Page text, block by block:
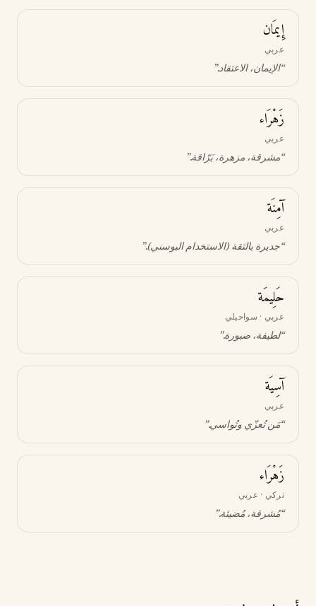
إِيمَان
عربي
“الإيمان، الاعتقاد.”
زَهْرَاء
عربي
“مشرقة، مزهرة، بَرّاقة.”
آمِنَة
عربي
“جديرة بالثقة (الاستخدام البوسني).”
حَلِيمَة
عربي · سواحيلي
“لطيفة، صبورة.”
آسِيَة
عربي
“مَن تُعزّي وتُواسي.”
زَهْرَاء
تركي · عربي
“مُشرقة، مُضيئة.”